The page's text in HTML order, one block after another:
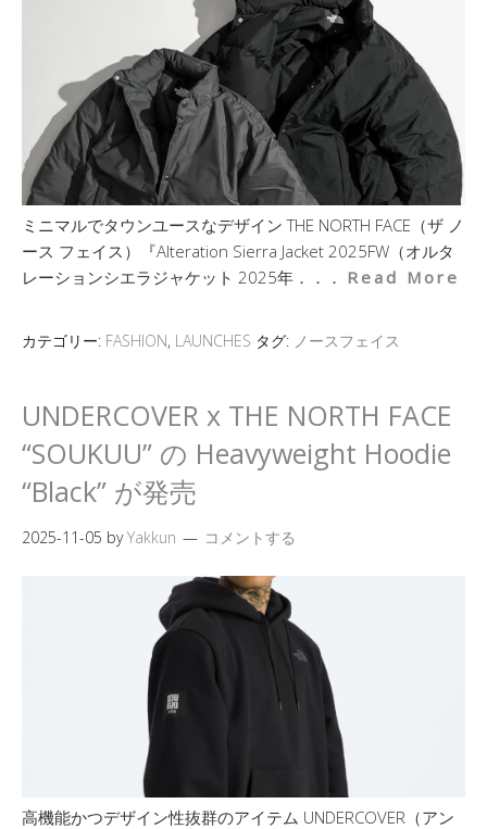
ミニマルでタウンユースなデザイン THE NORTH FACE（ザ ノ
ース フェイス）『Alteration Sierra Jacket 2025FW（オルタ
レーションシエラジャケット 2025年．．． Read More
カテゴリー: FASHION, LAUNCHES タグ: ノースフェイス
UNDERCOVER x THE NORTH FACE
“SOUKUU” の Heavyweight Hoodie
“Black” が発売
2025-11-05 byYakkun コメントする
高機能かつデザイン性抜群のアイテム UNDERCOVER（アン